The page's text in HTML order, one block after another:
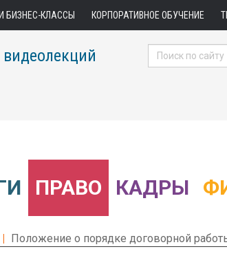
БИЗНЕС-КЛАССЫ КОРПОРАТИВНОЕ ОБУЧЕНИЕ
ПРАВО КАДРЫ
Положение о порядке договорной